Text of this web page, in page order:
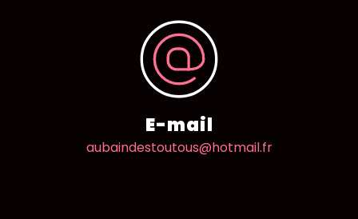
E-mail
aubaindestoutous@hotmail.fr